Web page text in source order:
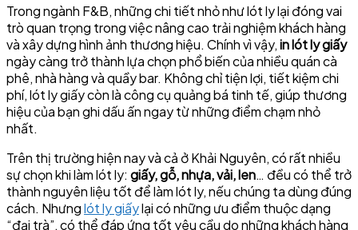
Trong ngành F&B, những chi tiết nhỏ như lót ly lại đóng vai
trò quan trọng trong việc nâng cao trải nghiệm khách hàng
và xây dựng hình ảnh thương hiệu. Chính vì vậy,in lót ly giấy
ngày càng trở thành lựa chọn phổ biến của nhiều quán cà
phê, nhà hàng và quầy bar. Không chỉ tiện lợi, tiết kiệm chi
phí, lót ly giấy còn là công cụ quảng bá tinh tế, giúp thương
hiệu của bạn ghi dấu ấn ngay từ những điểm chạm nhỏ
nhất.
Trên thị trường hiện nay và cả ở Khải Nguyên, có rất nhiều
sự chọn khi làm lót ly: giấy, gỗ, nhựa, vải, len… đều có thể trở
thành nguyên liệu tốt để làm lót ly, nếu chúng ta dùng đúng
cách. Nhưnglót ly giấylại có những ưu điểm thuộc dạng
“đại trà”, có thể đáp ứng tốt yêu cầu do những khách hàng